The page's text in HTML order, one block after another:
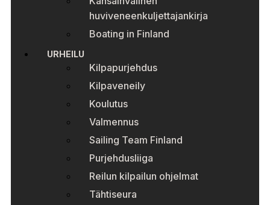
huviveneenkuljettajankirja
Boating in Finland
URHEILU
Kilpapurjehdus
Kilpaveneily
Koulutus
Valmennus
Sailing Team Finland
Purjehdusliiga
Reilun kilpailun ohjelmat
Tähtiseura